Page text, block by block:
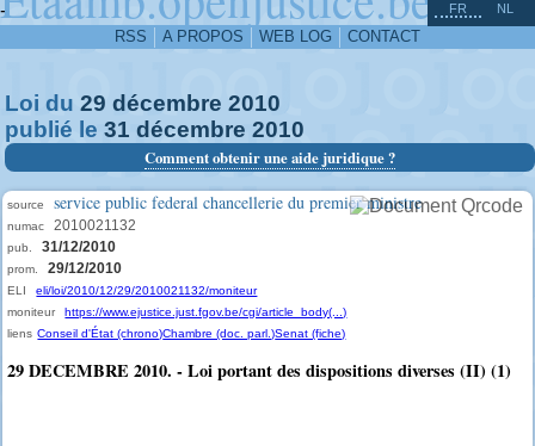
-
RSS A PROPOS WEB LOG CONTACT
FR NL
Loi du 29 décembre 2010
publié le 31 décembre 2010
Comment obtenir une aide juridique ?
source service public federal chancellerie du premier ministre
numac 2010021132
pub. 31/12/2010
prom. 29/12/2010
ELI
eli/loi/2010/12/29/2010021132/moniteur
moniteur
https://www.ejustice.just.fgov.be/cgi/article_body(...)
liens Conseil d'État (chrono)Chambre (doc. parl.)Senat (fiche)
29 DECEMBRE 2010. - Loi portant des dispositions diverses (II) (1)
^